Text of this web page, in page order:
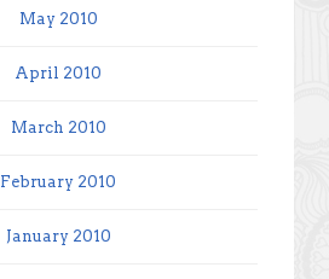
May 2010
April 2010
March 2010
February 2010
January 2010